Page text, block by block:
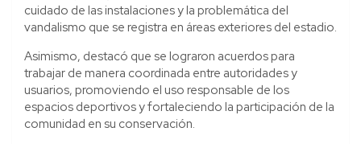
cuidado de las instalaciones y la problemática del
vandalismo que se registra en áreas exteriores del estadio.
Asimismo, destacó que se lograron acuerdos para
trabajar de manera coordinada entre autoridades y
usuarios, promoviendo el uso responsable de los
espacios deportivos y fortaleciendo la participación de la
comunidad en su conservación.